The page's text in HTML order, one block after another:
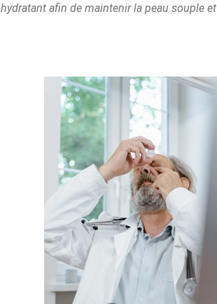
hydratant afin de maintenir la peau souple